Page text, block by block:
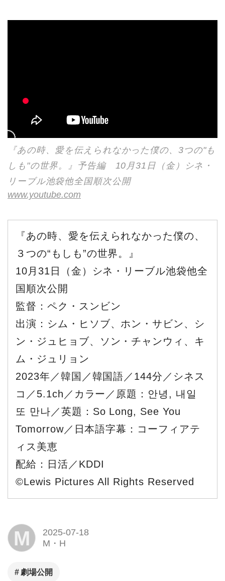
『あの時、愛を伝えられなかった僕の、3つの"も
しも"の世界。』予告編 10月31日（金）シネ・
リーブル池袋他全国順次公開
www.youtube.com
『あの時、愛を伝えられなかった僕の、
３つの“もしも”の世界。』
10月31日（金）シネ・リーブル池袋他全
国順次公開
監督：ペク・スンビン
出演：シム・ヒソブ、ホン・サビン、シ
ン・ジュヒョブ、ソン・チャンウィ、キ
ム・ジュリョン
2023年／韓国／韓国語／144分／シネス
コ／5.1ch／カラー／原題：안녕, 내일
또 만나／英題：So Long, See You
Tomorrow／日本語字幕：コーフィアテ
ィス美恵
配給：日活／KDDI
©Lewis Pictures All Rights Reserved
M
2025-07-18
M・H
劇場公開